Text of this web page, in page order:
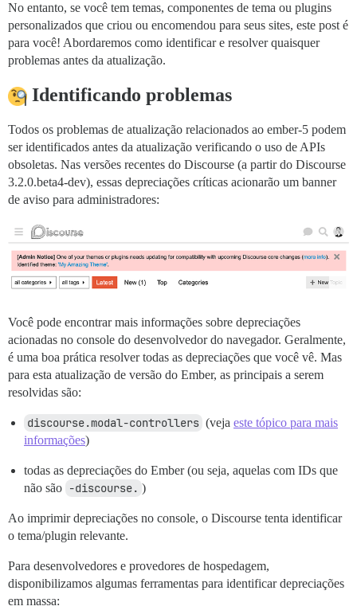
No entanto, se você tem temas, componentes de tema ou plugins
personalizados que criou ou encomendou para seus sites, este post é
para você! Abordaremos como identificar e resolver quaisquer
problemas antes da atualização.
Identificando problemas
Todos os problemas de atualização relacionados ao ember-5 podem
ser identificados antes da atualização verificando o uso de APIs
obsoletas. Nas versões recentes do Discourse (a partir do Discourse
3.2.0.beta4-dev), essas depreciações críticas acionarão um banner
de aviso para administradores:
Você pode encontrar mais informações sobre depreciações
acionadas no console do desenvolvedor do navegador. Geralmente,
é uma boa prática resolver todas as depreciações que você vê. Mas
para esta atualização de versão do Ember, as principais a serem
resolvidas são:
discourse.modal-controllers (veja este tópico para mais
informações)
todas as depreciações do Ember (ou seja, aquelas com IDs que
não são -discourse. )
Ao imprimir depreciações no console, o Discourse tenta identificar
o tema/plugin relevante.
Para desenvolvedores e provedores de hospedagem,
disponibilizamos algumas ferramentas para identificar depreciações
em massa: